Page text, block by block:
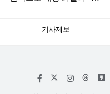
기사제보
페
인